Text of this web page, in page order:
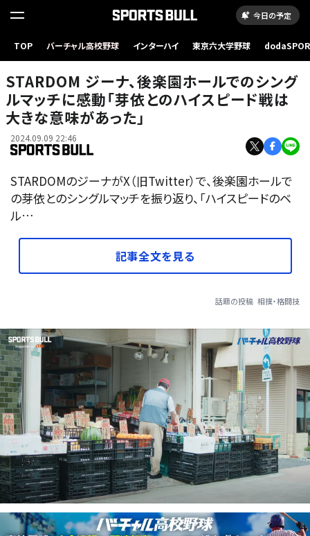
今日の予定
TOP バーチャル高校野球 インターハイ 東京六大学野球
STARDOM ジーナ、後楽園ホールでのシング
ルマッチに感動「芽依とのハイスピード戦は
大きな意味があった」
2024.09.09 22:46
STARDOMのジーナがX（旧Twitter）で、後楽園ホールで
の芽依とのシングルマッチを振り返り、「ハイスピードのベ
ル…
記事全文を見る
話題の投稿 相撲・格闘技